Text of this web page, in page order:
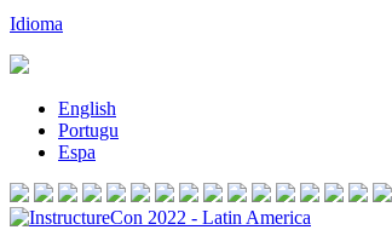
Idioma
English
Portugu
Espa